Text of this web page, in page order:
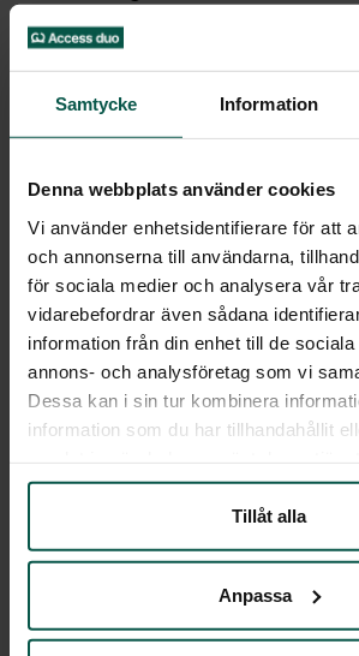
Samtycke Information
Denna webbplats använder cookies
Vi använder enhetsidentifierare för att
och annonserna till användarna,
för sociala medier och analysera vår
vidarebefordrar även sådana
information från din enhet till de
annons- och analysföretag som vi
Dessa kan i sin tur kombinera
information som du har tillhandahållit
Tillåt alla
Anpassa
vårdköer. Patienter med
koordineras och få rätt hjälp vid
motverkar man utvecklingen av
och ett sämre mående. Digital
användas innan man skrivs in på
behandling eller efter avslutad
hem. En digital behandling kan
och komplettera eller förlänga en
Dygnskostnaden för digital
tredjedel av vad det kostar för
alla narkotikarelaterade diagnoser i
behandling. Likt flexibiliteten är
kostnadseffektiviteten en